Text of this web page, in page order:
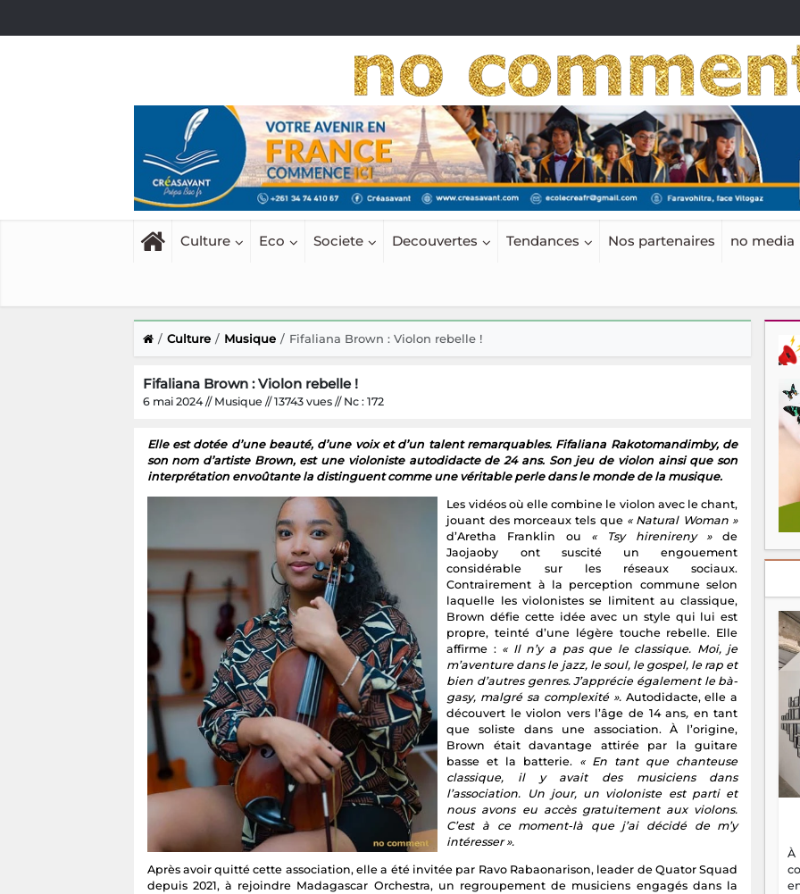
Culture Eco Societe Decouvertes Tendances Nos partenaires no media
Culture Musique Fifaliana Brown : Violon rebelle !
Fifaliana Brown : Violon rebelle !
6 mai 2024 // Musique // 13743 vues // Nc : 172
Elle est dotée d’une beauté, d’une voix et d’un talent remarquables. Fifaliana Rakotomandimby, de
son nom d’artiste Brown, est une violoniste autodidacte de 24 ans. Son jeu de violon ainsi que son
interprétation envoûtante la distinguent comme une véritable perle dans le monde de la musique.
Les vidéos où elle combine le violon avec le chant,
jouant des morceaux tels que « Natural Woman »
d’Aretha Franklin ou « Tsy hirenireny »de
Jaojaoby ont suscité un engouement
considérable sur les réseaux sociaux.
Contrairement à la perception commune selon
laquelle les violonistes se limitent au classique,
Brown défie cette idée avec un style qui lui est
propre, teinté d’une légère touche rebelle. Elle
affirme : « Il n’y a pas que le classique. Moi, je
m’aventure dans le jazz, le soul, le gospel, le rap et
bien d’autres genres. J’apprécie également le bà-
gasy, malgré sa complexité ». Autodidacte, elle a
découvert le violon vers l’âge de 14 ans, en tant
que soliste dans une association. À l’origine,
Brown était davantage attirée par la guitare
basse et la batterie. « En tant que chanteuse
classique, il y avait des musiciens dans
l’association. Un jour, un violoniste est parti et
nous avons eu accès gratuitement aux violons.
C’est à ce moment-là que j’ai décidé de m’y
intéresser ».
Après avoir quitté cette association, elle a été invitée par Ravo Rabaonarison, leader de Quator Squad
depuis 2021, à rejoindre Madagascar Orchestra, un regroupement de musiciens engagés dans la